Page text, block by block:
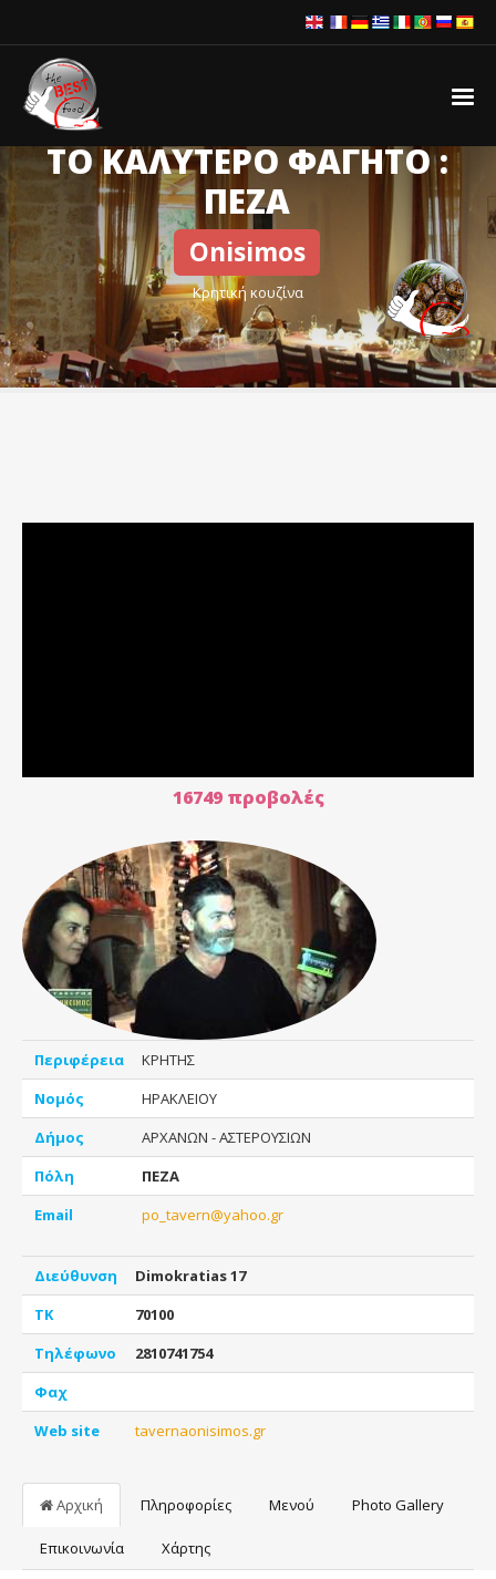
ΤΟ ΚΑΛΥΤΕΡΟ ΦΑΓΗΤΟ :
ΠΕΖΑ
Onisimos
Κρητική κουζίνα
16749 προβολές
Περιφέρεια
ΚΡΗΤΗΣ
Νομός
ΗΡΑΚΛΕΙΟΥ
Δήμος
ΑΡΧΑΝΩΝ - ΑΣΤΕΡΟΥΣΙΩΝ
Πόλη
ΠΕΖΑ
Email
po_tavern@yahoo.gr
Διεύθυνση
Dimokratias 17
ΤΚ
70100
Τηλέφωνο
2810741754
Φαχ
Web site
tavernaonisimos.gr
Αρχική Πληροφορίες Μενού Photo Gallery
Επικοινωνία Χάρτης